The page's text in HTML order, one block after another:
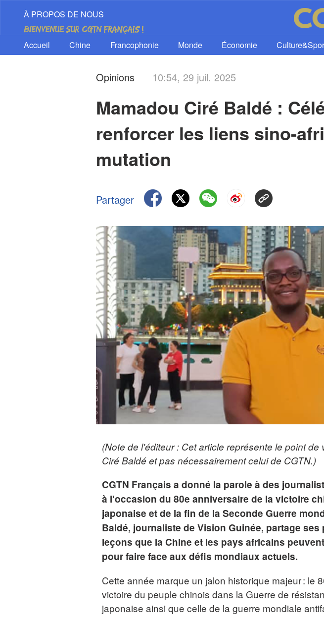
À PROPOS DE NOUS
Accueil Chine Francophonie Monde Économie
Opinions 10:54, 29 juil. 2025
Mamadou Ciré Baldé :
renforcer les liens sino-
mutation
Partager
(Note de l'éditeur : Cet article représente le point
Ciré Baldé et pas nécessairement celui de CGTN.)
CGTN Français a donné la parole à des
à l'occasion du 80e anniversaire de la victoire
japonaise et de la fin de la Seconde Guerre
Baldé, journaliste de Vision Guinée, partage
leçons que la Chine et les pays africains
pour faire face aux défis mondiaux actuels.
Cette année marque un jalon historique majeur : le
victoire du peuple chinois dans la Guerre de
japonaise ainsi que celle de la guerre mondiale